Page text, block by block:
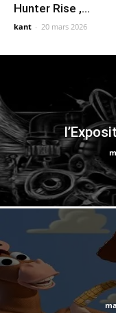
Hunter Rise ,...
kant - 20 mars 2026